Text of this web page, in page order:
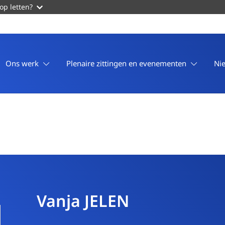
letten?
Ons werk Plenaire zittingen en evenementen
Vanja JELEN